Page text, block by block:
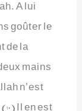
A lui
goûter le
de la
mains
n’est
Il en est